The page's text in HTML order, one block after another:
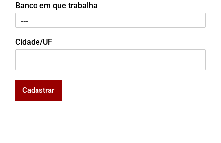
Banco em que trabalha
Cidade/UF
Cadastrar